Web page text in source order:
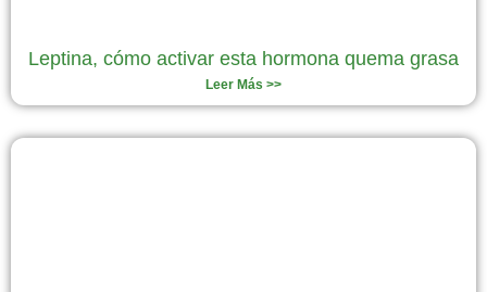
Leptina, cómo activar esta hormona quema grasa
Leer Más >>